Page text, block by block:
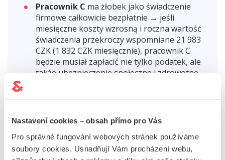
Nastavení cookies – obsah přímo pro Vás
Pro správné fungování webových stránek používáme
soubory cookies. Usnadňují Vám procházení webu,
Pracownik C ma żłobek jako świadczenie
firmowe całkowicie bezpłatnie → jeśli
miesięczne koszty wzrosną i roczna wartość
świadczenia przekroczy wspomniane 21 983
CZK (1 832 CZK miesięcznie), pracownik C
będzie musiał zapłacić nie tylko podatek, ale
także ubezpieczenie społeczne i zdrowotne
NA CO UWAŻAĆ